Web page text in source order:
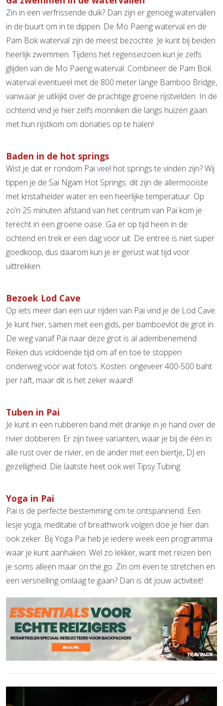
Zin in een verfrissende duik? Dan zijn er genoeg watervallen
in de buurt om in te dippen. De Mo Paeng waterval en de
Pam Bok waterval zijn de meest bezochte. Je kunt bij beiden
heerlijk zwemmen. Tijdens het regenseizoen kun je zelfs
glijden van de Mo Paeng waterval. Combineer de Pam Bok
waterval eventueel met de 800 meter lange Bamboo Bridge,
vanwaar je uitkijkt over de prachtige groene rijstvelden. In de
ochtend vind je hier zelfs monniken die langs huizen gaan
met hun rijstkom om donaties op te halen!
Baden in de hot springs
Wist je dat er rondom Pai veel hot springs te vinden zijn? Wij
tippen je de Sai Ngam Hot Springs: dit zijn de allermooiste
met kristalhelder water en een heerlijke temperatuur. Op
zo’n 25 minuten afstand van het centrum van Pai kom je
terecht in een groene oase. Ga er op tijd heen in de
ochtend en trek er een dag voor uit. De entree is niet super
goedkoop, dus daarom kun je er gerust wat tijd voor
uittrekken.
Bezoek Lod Cave
Op iets meer dan een uur rijden van Pai vind je de Lod Cave.
Je kunt hier, samen met een gids, per bamboevlot de grot in.
De weg vanaf Pai naar deze grot is al adembenemend.
Reken dus voldoende tijd om af en toe te stoppen
onderweg voor wat foto’s. Kosten: ongeveer 400-500 baht
per raft, maar dit is het zeker waard!
Tuben in Pai
Je kunt in een rubberen band mét drankje in je hand over de
rivier dobberen. Er zijn twee varianten, waar je bij de één in
alle rust over de rivier, en de ander met een biertje, DJ en
gezelligheid. Die laatste heet ook wel Tipsy Tubing.
Yoga in Pai
Pai is de perfecte bestemming om te ontspannend. Een
lesje yoga, meditatie of breathwork volgen doe je hier dan
ook zeker. Bij Yoga Pai heb je iedere week een programma
waar je kunt aanhaken. Wel zo lekker, want met reizen ben
je soms alleen maar on the go. Zin om even te stretchen en
een versnelling omlaag te gaan? Dan is dit jouw activiteit!